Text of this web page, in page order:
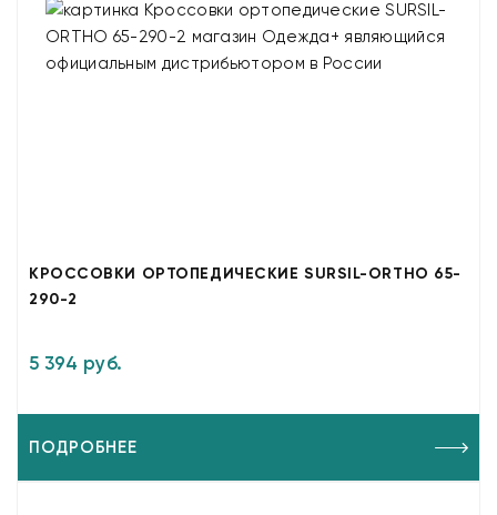
КРОССОВКИ ОРТОПЕДИЧЕСКИЕ SURSIL-ORTHO 65-
290-2
5 394 руб.
ПОДРОБНЕЕ